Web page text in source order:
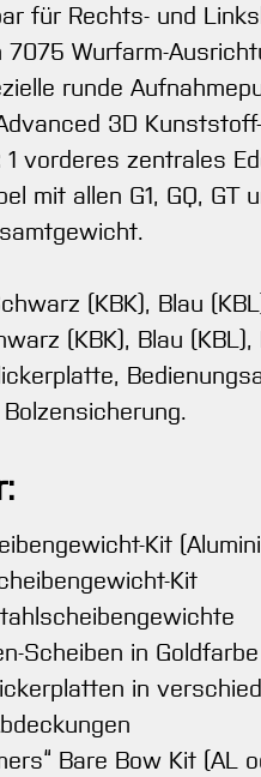
für Rechts- und
7075 Wurfarm-
runde
Advanced 3D
1 vorderes zentrales
mit allen G1, GQ,
(KBK), Blau
(KBK), Blau (KBL),
Kit
Kit
Scheiben in Goldfarbe
in
Bare Bow Kit (AL